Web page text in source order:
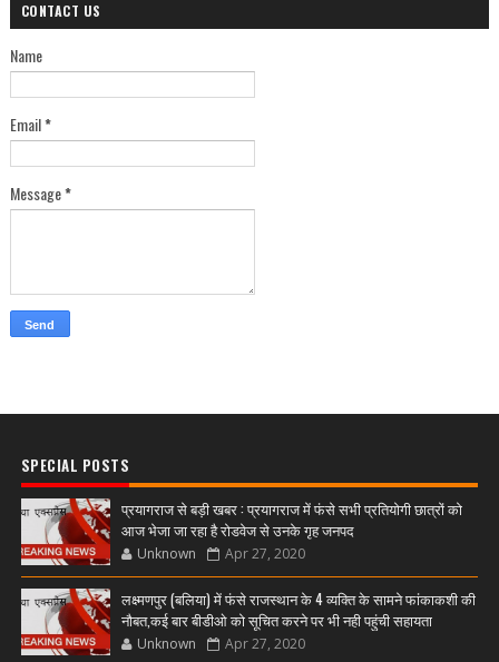
CONTACT US
Name
Email*
Message*
SPECIAL POSTS
प्रयागराज से बड़ी खबर : प्रयागराज में फंसे सभी प्रतियोगी छात्रों को
आज भेजा जा रहा है रोडवेज से उनके गृह जनपद
Unknown Apr 27, 2020
लक्ष्मणपुर (बलिया) में फंसे राजस्थान के 4 व्यक्ति के सामने फांकाकशी की
नौबत,कई बार बीडीओ को सूचित करने पर भी नही पहुंची सहायता
Unknown Apr 27, 2020